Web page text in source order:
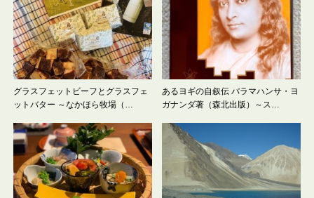
グラスフェットビーフとグラスフェ
ットバター ～なかほら牧場（…
あるヨギの自叙伝 パラマハンサ・ヨ
ガナンダ著（森北出版）～ス…